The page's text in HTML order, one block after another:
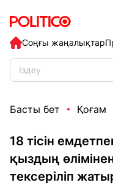
Соңғы жаңалықтар
Басты бет Қоғам
18 тісін
қыздың
тексеріліп